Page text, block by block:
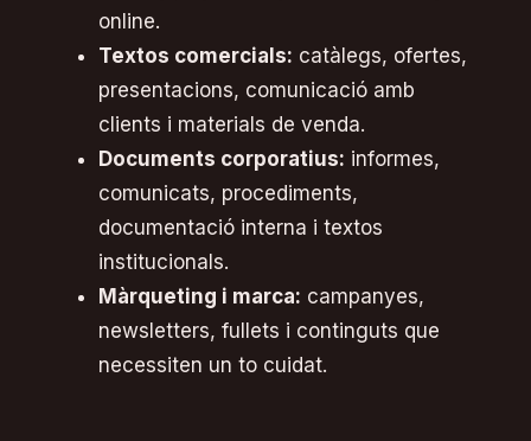
online.
Textos comercials: catàlegs, ofertes,
presentacions, comunicació amb
clients i materials de venda.
Documents corporatius: informes,
comunicats, procediments,
documentació interna i textos
institucionals.
Màrqueting i marca: campanyes,
newsletters, fullets i continguts que
necessiten un to cuidat.